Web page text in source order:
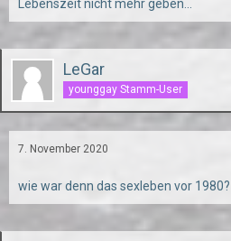
Lebenszeit nicht mehr geben...
LeGar
younggay Stamm-User
7. November 2020
wie war denn das sexleben vor 1980?